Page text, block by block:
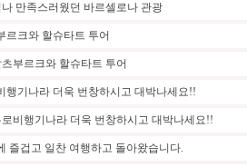
나 만족스러웠던 바르셀로나 관광
르크와 할슈타트 투어
츠부르크와 할슈타트 투어
행기나라 더욱 번창하시고 대박나세요!!
로비행기나라 더욱 번창하시고 대박나세요!!
즐겁고 일찬 여행하고 돌아왔습니다.